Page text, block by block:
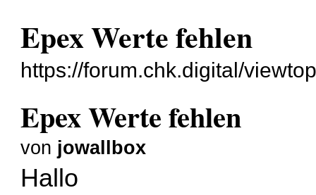
Epex Werte fehlen
https://forum.chk.digital/
Epex Werte fehlen
von jowallbox
Hallo